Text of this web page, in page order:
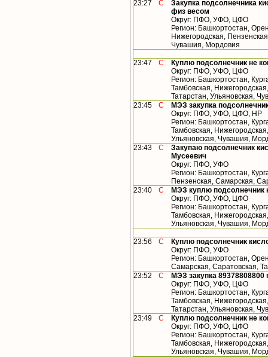
23:27 С
Закупка подсолнечника
физ весом
Округ: ПФО, УФО, ЦФО
Регион: Башкортостан,
Нижегородская,
Чувашия, Мордовия
23:47 С
Куплю подсолнечник не
Округ: ПФО, УФО, ЦФО
Регион: Башкортостан,
Тамбовская,
Татарстан, Ульяновская,
23:45
С
МЭЗ закупка
Округ: ПФО, УФО, ЦФО, НР
Регион: Башкортостан,
Тамбовская,
Ульяновская, Чувашия,
23:43
С
Закупаю подсолнечник
Мусеевич
Округ: ПФО, УФО
Регион: Башкортостан,
Пензенская, Самарская,
23:40
С
МЭЗ куплю подсолнечник
Округ: ПФО, УФО, ЦФО
Регион: Башкортостан,
Тамбовская,
Ульяновская, Чувашия,
23:56 С
Куплю подсолнечник
Округ: ПФО, УФО
Регион: Башкортостан,
Самарская, Саратовская,
23:52
С
МЭЗ закупка
Округ: ПФО, УФО, ЦФО
Регион: Башкортостан,
Тамбовская,
Татарстан, Ульяновская,
23:49
С
Куплю подсолнечник не
Округ: ПФО, УФО, ЦФО
Регион: Башкортостан,
Тамбовская,
Ульяновская, Чувашия,